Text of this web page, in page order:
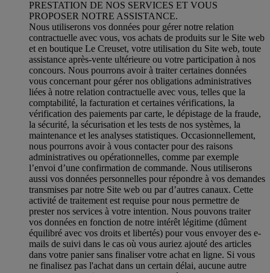
PRESTATION DE NOS SERVICES ET VOUS
PROPOSER NOTRE ASSISTANCE.
Nous utiliserons vos données pour gérer notre relation
contractuelle avec vous, vos achats de produits sur le Site web
et en boutique Le Creuset, votre utilisation du Site web, toute
assistance après-vente ultérieure ou votre participation à nos
concours. Nous pourrons avoir à traiter certaines données
vous concernant pour gérer nos obligations administratives
liées à notre relation contractuelle avec vous, telles que la
comptabilité, la facturation et certaines vérifications, la
vérification des paiements par carte, le dépistage de la fraude,
la sécurité, la sécurisation et les tests de nos systèmes, la
maintenance et les analyses statistiques. Occasionnellement,
nous pourrons avoir à vous contacter pour des raisons
administratives ou opérationnelles, comme par exemple
l’envoi d’une confirmation de commande. Nous utiliserons
aussi vos données personnelles pour répondre à vos demandes
transmises par notre Site web ou par d’autres canaux. Cette
activité de traitement est requise pour nous permettre de
prester nos services à votre intention. Nous pouvons traiter
vos données en fonction de notre intérêt légitime (dûment
équilibré avec vos droits et libertés) pour vous envoyer des e-
mails de suivi dans le cas où vous auriez ajouté des articles
dans votre panier sans finaliser votre achat en ligne. Si vous
ne finalisez pas l'achat dans un certain délai, aucune autre